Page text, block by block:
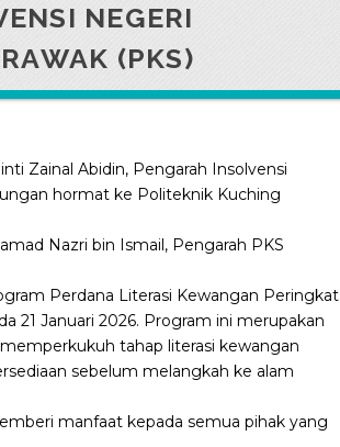
NEGERI
(PKS)
Zainal Abidin, Pengarah Insolvensi
hormat ke Politeknik Kuching
Nazri bin Ismail, Pengarah PKS
Perdana Literasi Kewangan Peringkat
21 Januari 2026. Program ini merupakan
tahap literasi kewangan
sebelum melangkah ke alam
manfaat kepada semua pihak yang